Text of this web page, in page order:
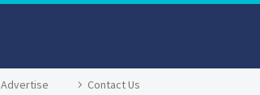
Advertise Contact Us